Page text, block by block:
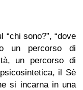
sono?”, “dove
un percorso di
un percorso di
il Sè
si incarna in una